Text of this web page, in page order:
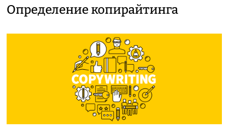
Определение копирайтинга